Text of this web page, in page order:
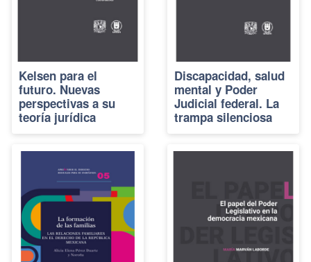
Kelsen para el
futuro. Nuevas
perspectivas a su
teoría jurídica
Discapacidad, salud
mental y Poder
Judicial federal. La
trampa silenciosa